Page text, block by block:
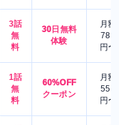
3話
無
料
30日無料
体験
月額
780
円〜
1話
無
料
60%OFF
クーポン
月額
550
円〜